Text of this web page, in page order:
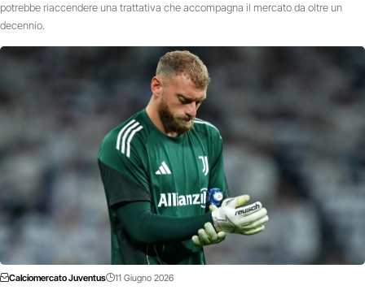
potrebbe riaccendere una trattativa che accompagna il mercato da oltre un
decennio.
Calciomercato Juventus 11 Giugno 2026